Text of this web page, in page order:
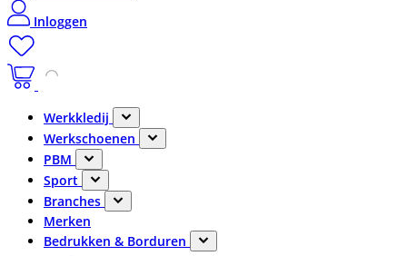
Inloggen
Werkkledij
Werkschoenen
PBM
Sport
Branches
Merken
Bedrukken & Borduren